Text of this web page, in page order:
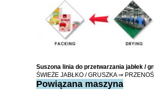
Suszona linia do przetwarzania jabłek /
ŚWIEŻE JABŁKO / GRUSZKA ⇒
Powiązana maszyna